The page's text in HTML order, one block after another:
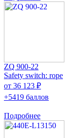
ZQ 900-22
Safety switch: rope
от 36 123 ₽
+5419 баллов
Подробнее